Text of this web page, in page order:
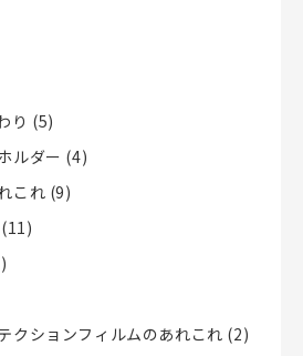
り (5)
ルダー (4)
これ (9)
(11)
クションフィルムのあれこれ (2)